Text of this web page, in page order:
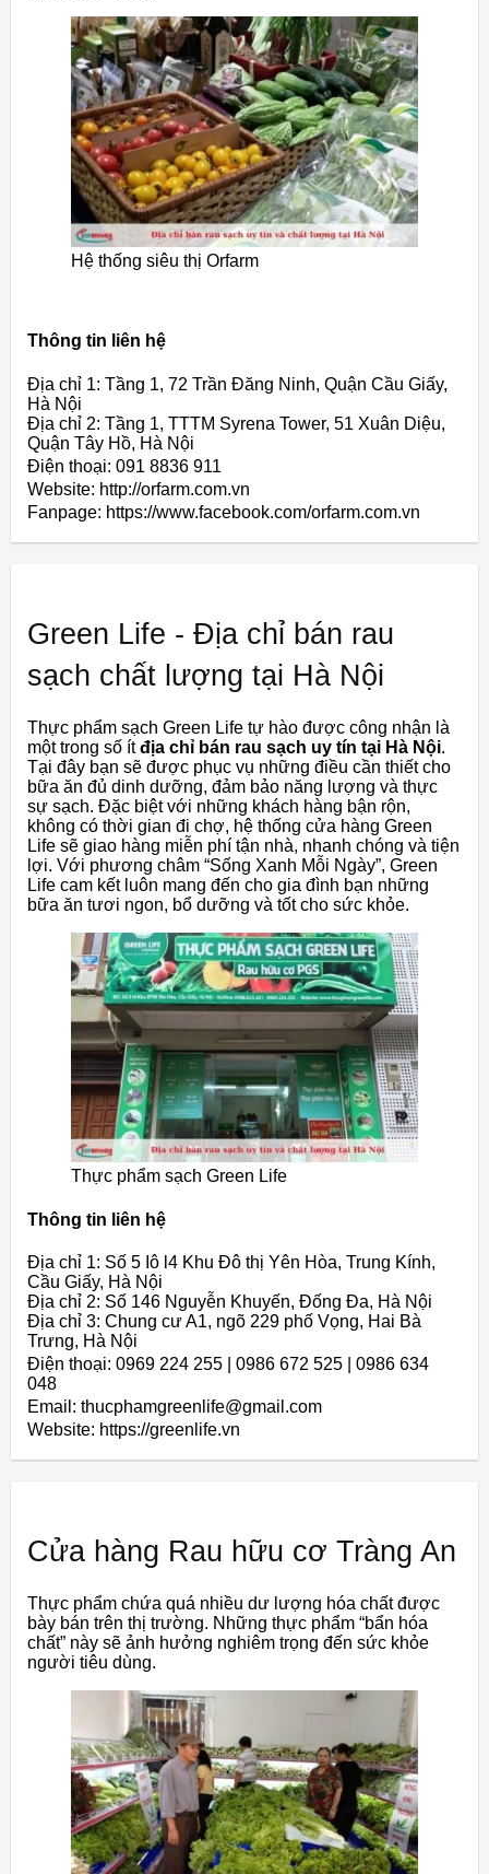
Hệ thống siêu thị Orfarm
Thông tin liên hệ
Địa chỉ 1: Tầng 1, 72 Trần Đăng Ninh, Quận Cầu Giấy,
Hà Nội
Địa chỉ 2: Tầng 1, TTTM Syrena Tower, 51 Xuân Diệu,
Quận Tây Hồ, Hà Nội
Điện thoại: 091 8836 911
Website: http://orfarm.com.vn
Fanpage: https://www.facebook.com/orfarm.com.vn
Green Life - Địa chỉ bán rau
sạch chất lượng tại Hà Nội
Thực phẩm sạch Green Life tự hào được công nhận là
một trong số ítđịa chỉ bán rau sạch uy tín tại Hà Nội.
Tại đây bạn sẽ được phục vụ những điều cần thiết cho
bữa ăn đủ dinh dưỡng, đảm bảo năng lượng và thực
sự sạch. Đặc biệt với những khách hàng bận rộn,
không có thời gian đi chợ, hệ thống cửa hàng Green
Life sẽ giao hàng miễn phí tận nhà, nhanh chóng và tiện
lợi. Với phương châm “Sống Xanh Mỗi Ngày”, Green
Life cam kết luôn mang đến cho gia đình bạn những
bữa ăn tươi ngon, bổ dưỡng và tốt cho sức khỏe.
Thực phẩm sạch Green Life
Thông tin liên hệ
Địa chỉ 1: Số 5 Iô l4 Khu Đô thị Yên Hòa, Trung Kính,
Cầu Giấy, Hà Nội
Địa chỉ 2: Số 146 Nguyễn Khuyến, Đống Đa, Hà Nội
Địa chỉ 3: Chung cư A1, ngõ 229 phố Vọng, Hai Bà
Trưng, Hà Nội
Điện thoại: 0969 224 255 | 0986 672 525 | 0986 634
048
Email: thucphamgreenlife@gmail.com
Website: https://greenlife.vn
Cửa hàng Rau hữu cơ Tràng An
Thực phẩm chứa quá nhiều dư lượng hóa chất được
bày bán trên thị trường. Những thực phẩm “bẩn hóa
chất” này sẽ ảnh hưởng nghiêm trọng đến sức khỏe
người tiêu dùng.